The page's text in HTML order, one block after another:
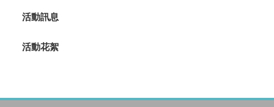
活動訊息
活動花絮